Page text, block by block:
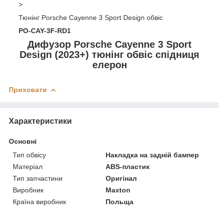
>
Тюнінг Porsche Cayenne 3 Sport Design обвіс
PO-CAY-3F-RD1
Дифузор Porsche Cayenne 3 Sport
Design (2023+) тюнінг обвіс спідниця
елерон
Приховати
Характеристики
Основні
Тип обвісу
Накладка на задній бампер
Матеріал
ABS-пластик
Тип запчастини
Оригінал
Виробник
Maxton
Країна виробник
Польща